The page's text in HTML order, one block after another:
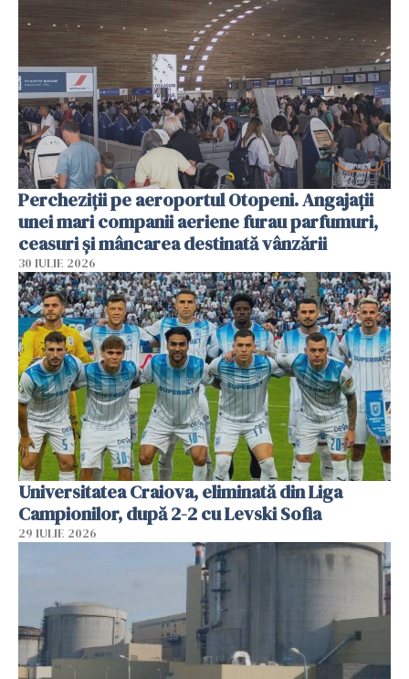
Percheziții pe aeroportul Otopeni. Angajații
unei mari companii aeriene furau parfumuri,
ceasuri și mâncarea destinată vânzării
30 IULIE 2026
Universitatea Craiova, eliminată din Liga
Campionilor, după 2-2 cu Levski Sofia
29 IULIE 2026